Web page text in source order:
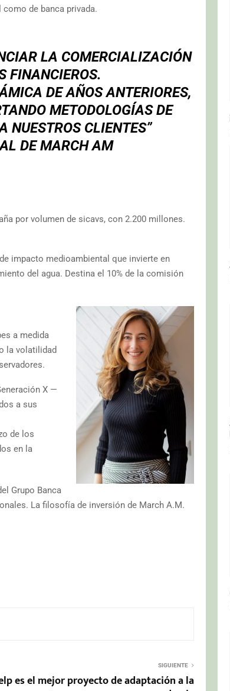
de banca privada.
LA COMERCIALIZACIÓN
FINANCIEROS.
DE AÑOS ANTERIORES,
METODOLOGÍAS DE
NUESTROS CLIENTES”
DE MARCH AM
por volumen de sicavs, con 2.200 millones.
impacto medioambiental que invierte en
del agua. Destina el 10% de la comisión
a medida
la volatilidad
X —
a sus
de los
en la
Grupo Banca
La filosofía de inversión de March A.M.
SIGUIENTE
es el mejor proyecto de adaptación a la